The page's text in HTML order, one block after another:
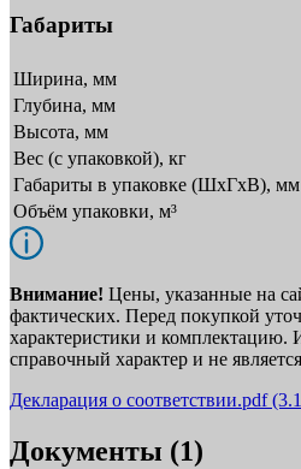
Габариты
Ширина, мм
Глубина, мм
Высота, мм
Вес (с упаковкой), кг
Габариты в упаковке (ШxГxВ), мм
Объём упаковки, м³
Внимание! Цены, указанные на
фактических. Перед покупкой
характеристики и комплектацию.
справочный характер и не
Декларация о соответствии.pdf
Документы (1)